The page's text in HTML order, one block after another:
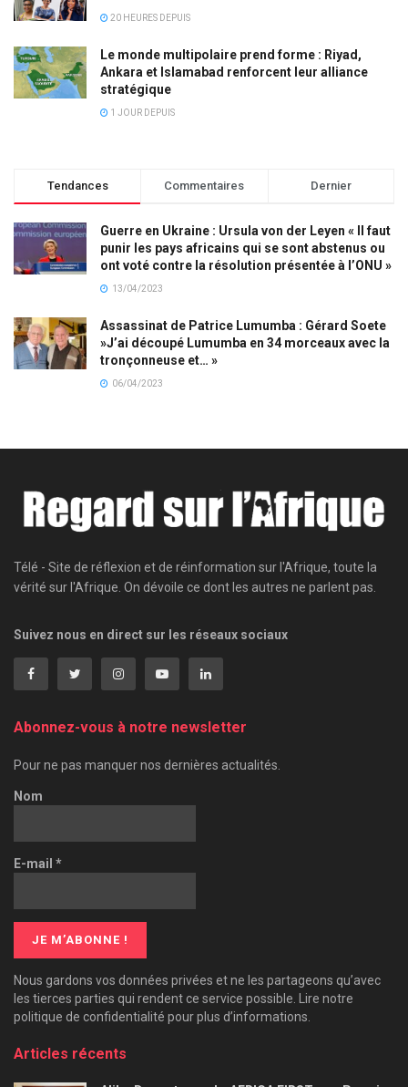
20 HEURES DEPUIS
Le monde multipolaire prend forme : Riyad,
Ankara et Islamabad renforcent leur alliance
stratégique
1 JOUR DEPUIS
Tendances Commentaires Dernier
Guerre en Ukraine : Ursula von der Leyen « Il faut
punir les pays africains qui se sont abstenus ou
ont voté contre la résolution présentée à l’ONU »
13/04/2023
Assassinat de Patrice Lumumba : Gérard Soete
»J’ai découpé Lumumba en 34 morceaux avec la
tronçonneuse et… »
06/04/2023
Télé - Site de réflexion et de réinformation sur l'Afrique, toute la
vérité sur l'Afrique. On dévoile ce dont les autres ne parlent pas.
Suivez nous en direct sur les réseaux sociaux
Abonnez-vous à notre newsletter
Pour ne pas manquer nos dernières actualités.
Nom
E-mail *
Nous gardons vos données privées et ne les partageons qu’avec
les tierces parties qui rendent ce service possible. Lire notre
politique de confidentialité pour plus d’informations.
Articles récents